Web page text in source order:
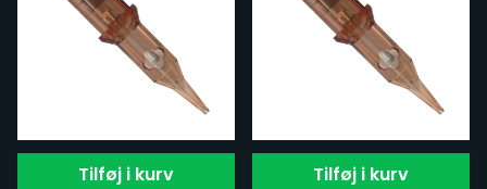
Tilføj i kurv Tilføj i kurv